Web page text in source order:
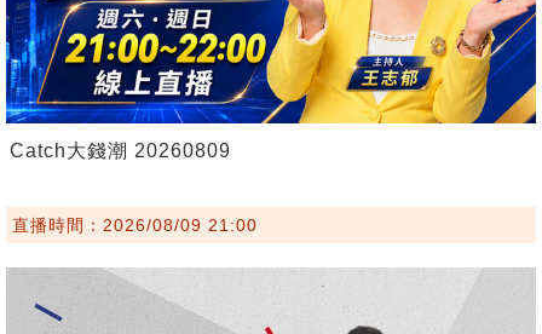
Catch大錢潮 20260809
直播時間：2026/08/09 21:00